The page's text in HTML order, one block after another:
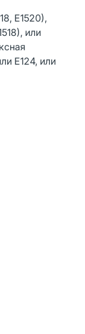
Е1520),
или
Е124, или